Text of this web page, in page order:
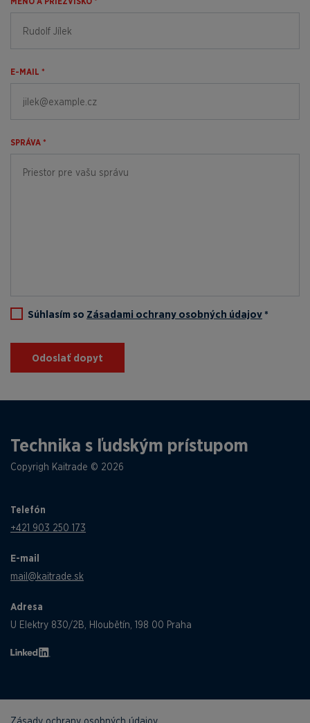
E-MAIL *
SPRÁVA *
Súhlasím so Zásadami ochrany osobných údajov *
Odoslať dopyt
Technika s ľudským prístupom
Copyrigh Kaitrade © 2026
Telefón
+421 903 250 173
E-mail
mail@kaitrade.sk
Adresa
U Elektry 830/2B, Hloubětín, 198 00 Praha